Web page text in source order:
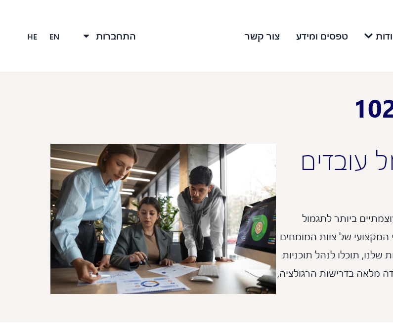
טפסים ומידע צור קשר התחברות EN
HE
עובדים
ביותר לתגמול
המקצועי של צוות המומחים
שלנו, תוכלו לנהל תוכניות
על עמידה מלאה בדרישות הרגולציה,